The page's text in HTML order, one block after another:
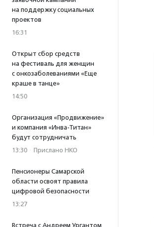
на поддержку социальных
проектов
16:31
Открыт сбор средств
на фестиваль для женщин
с онкозаболеваниями «Еще
краше в танце»
14:50
Организация «Продвижение»
и компания «Инва-Титан»
будут сотрудничать
13:30 · Прислано НКО
Пенсионеры Самарской
области освоят правила
цифровой безопасности
13:27
Встреча с Андреем Ургантом